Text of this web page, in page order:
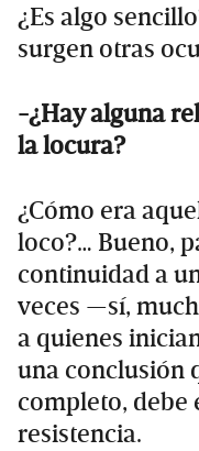
¿Es algo
surgen otras
-¿Hay alguna
la locura?
¿Cómo era
loco?… Bueno,
continuidad a
veces —sí,
a quienes
una conclusión
completo, debe
resistencia.